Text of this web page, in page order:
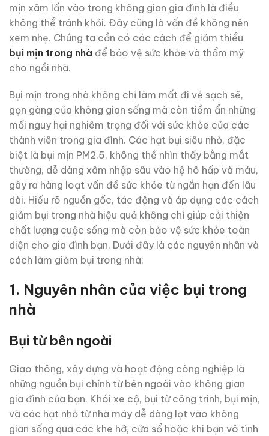
mịn xâm lấn vào trong không gian gia đình là điều
không thể tránh khỏi. Đây cũng là vấn đề không nên
xem nhẹ. Chúng ta cần có các cách để giảm thiểu
bụi mịn trong nhà để bảo vệ sức khỏe và thẩm mỹ
cho ngồi nhà.
Bụi mịn trong nhà không chỉ làm mất đi vẻ sạch sẽ,
gọn gàng của không gian sống mà còn tiềm ẩn những
mối nguy hại nghiêm trọng đối với sức khỏe của các
thành viên trong gia đình. Các hạt bụi siêu nhỏ, đặc
biệt là bụi mịn PM2.5, không thể nhìn thấy bằng mắt
thường, dễ dàng xâm nhập sâu vào hệ hô hấp và máu,
gây ra hàng loạt vấn đề sức khỏe từ ngắn hạn đến lâu
dài. Hiểu rõ nguồn gốc, tác động và áp dụng các cách
giảm bụi trong nhà hiệu quả không chỉ giúp cải thiện
chất lượng cuộc sống mà còn bảo vệ sức khỏe toàn
diện cho gia đình bạn. Dưới đây là các nguyên nhân và
cách làm giảm bụi trong nhà:
1. Nguyên nhân của việc bụi trong
nhà
Bụi từ bên ngoài
Giao thông, xây dựng và hoạt động công nghiệp là
những nguồn bụi chính từ bên ngoài vào không gian
gia đình của bạn. Khói xe cộ, bụi từ công trình, bụi mịn,
và các hạt nhỏ từ nhà máy dễ dàng lọt vào không
gian sống qua các khe hở, cửa sổ hoặc khi bạn vô tình